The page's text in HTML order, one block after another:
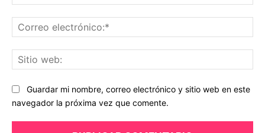
Guardar mi nombre, correo electrónico y sitio web en este
navegador la próxima vez que comente.